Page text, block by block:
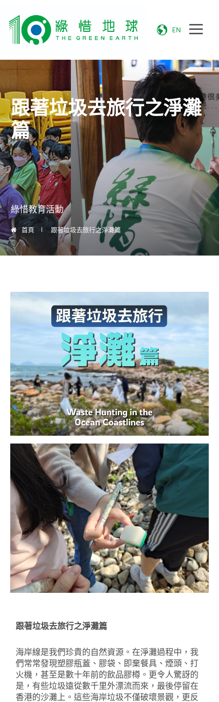
EN
跟著垃圾去旅行之淨灘
篇
綠惜教育活動
首頁 跟著垃圾去旅行之淨灘篇
跟著垃圾去旅行之淨灘篇
海岸線是我們珍貴的自然資源。在淨灘過程中，我
們常常發現塑膠瓶蓋、膠袋、即棄餐具、煙頭、打
火機，甚至是數十年前的飲品膠樽。更令人驚訝的
是，有些垃圾遠從數千里外漂流而來，最後停留在
香港的沙灘上。這些海岸垃圾不僅破壞景觀，更反